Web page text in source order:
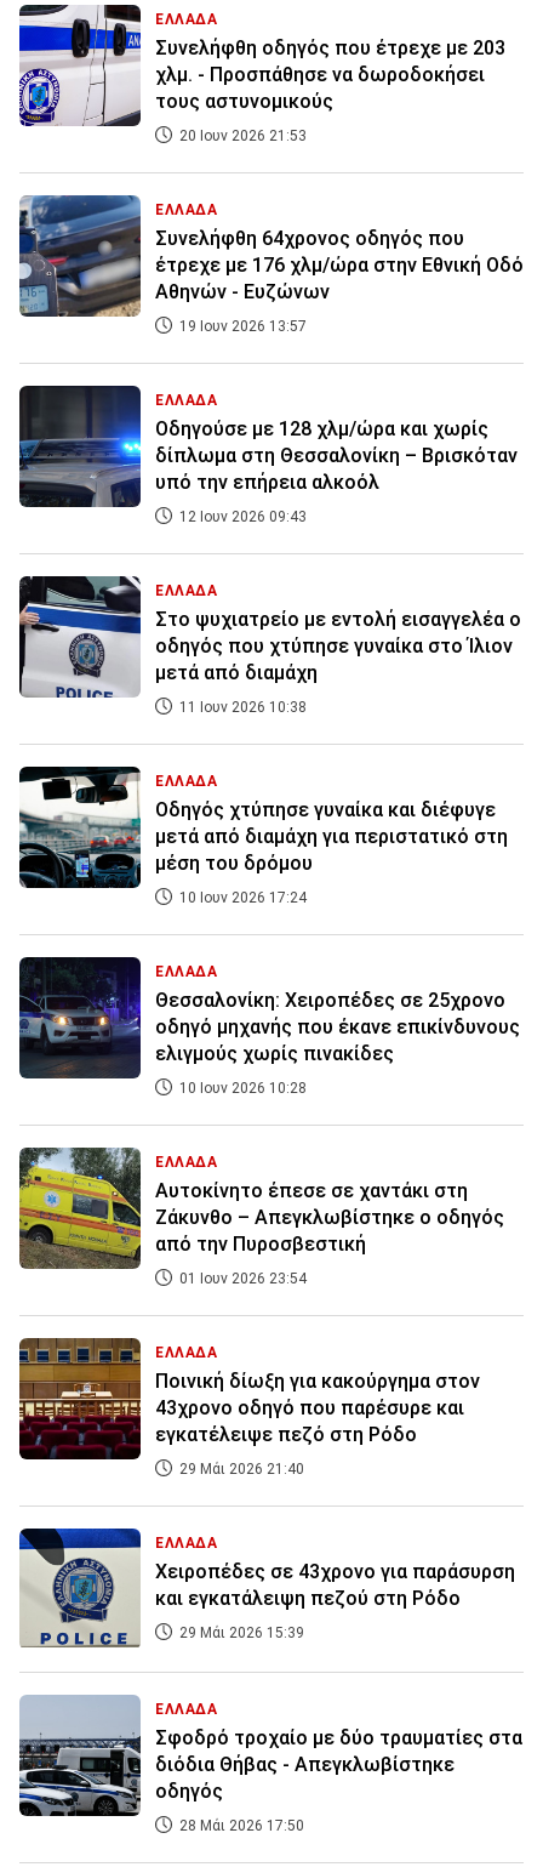
ΕΛΛΑΔΑ
Συνελήφθη οδηγός που έτρεχε με 203
χλμ. - Προσπάθησε να δωροδοκήσει
τους αστυνομικούς
20 Ιουν 2026 21:53
ΕΛΛΑΔΑ
Συνελήφθη 64χρονος οδηγός που
έτρεχε με 176 χλμ/ώρα στην Εθνική Οδό
Αθηνών - Ευζώνων
19 Ιουν 2026 13:57
ΕΛΛΑΔΑ
Οδηγούσε με 128 χλμ/ώρα και χωρίς
δίπλωμα στη Θεσσαλονίκη – Βρισκόταν
υπό την επήρεια αλκοόλ
12 Ιουν 2026 09:43
ΕΛΛΑΔΑ
Στο ψυχιατρείο με εντολή εισαγγελέα ο
οδηγός που χτύπησε γυναίκα στο Ίλιον
μετά από διαμάχη
11 Ιουν 2026 10:38
ΕΛΛΑΔΑ
Οδηγός χτύπησε γυναίκα και διέφυγε
μετά από διαμάχη για περιστατικό στη
μέση του δρόμου
10 Ιουν 2026 17:24
ΕΛΛΑΔΑ
Θεσσαλονίκη: Χειροπέδες σε 25χρονο
οδηγό μηχανής που έκανε επικίνδυνους
ελιγμούς χωρίς πινακίδες
10 Ιουν 2026 10:28
ΕΛΛΑΔΑ
Αυτοκίνητο έπεσε σε χαντάκι στη
Ζάκυνθο – Απεγκλωβίστηκε ο οδηγός
από την Πυροσβεστική
01 Ιουν 2026 23:54
ΕΛΛΑΔΑ
Ποινική δίωξη για κακούργημα στον
43χρονο οδηγό που παρέσυρε και
εγκατέλειψε πεζό στη Ρόδο
29 Μάι 2026 21:40
ΕΛΛΑΔΑ
Χειροπέδες σε 43χρονο για παράσυρση
και εγκατάλειψη πεζού στη Ρόδο
29 Μάι 2026 15:39
ΕΛΛΑΔΑ
Σφοδρό τροχαίο με δύο τραυματίες στα
διόδια Θήβας - Απεγκλωβίστηκε
οδηγός
28 Μάι 2026 17:50